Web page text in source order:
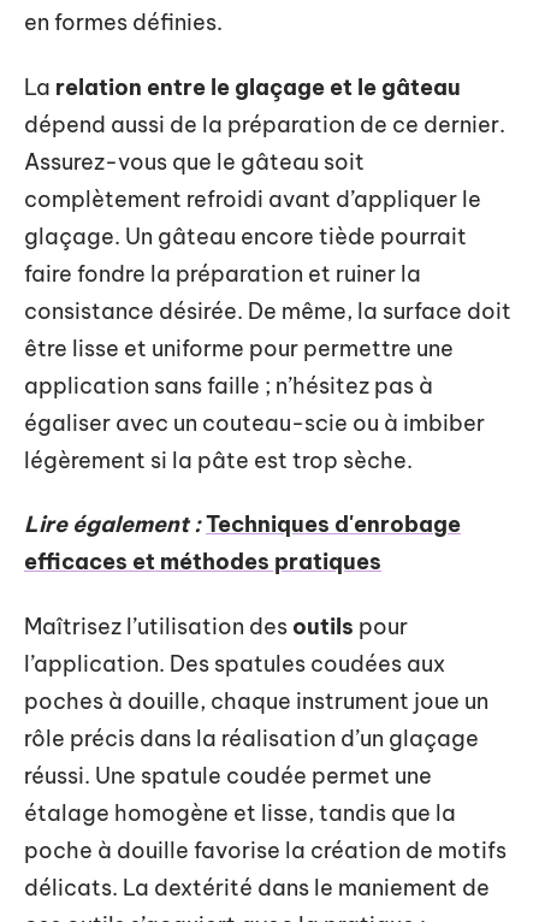
en formes définies.
La relation entre le glaçage et le gâteau
dépend aussi de la préparation de ce dernier.
Assurez-vous que le gâteau soit
complètement refroidi avant d’appliquer le
glaçage. Un gâteau encore tiède pourrait
faire fondre la préparation et ruiner la
consistance désirée. De même, la surface doit
être lisse et uniforme pour permettre une
application sans faille ; n’hésitez pas à
égaliser avec un couteau-scie ou à imbiber
légèrement si la pâte est trop sèche.
Lire également :Techniques d'enrobage
efficaces et méthodes pratiques
Maîtrisez l’utilisation des outils pour
l’application. Des spatules coudées aux
poches à douille, chaque instrument joue un
rôle précis dans la réalisation d’un glaçage
réussi. Une spatule coudée permet une
étalage homogène et lisse, tandis que la
poche à douille favorise la création de motifs
délicats. La dextérité dans le maniement de